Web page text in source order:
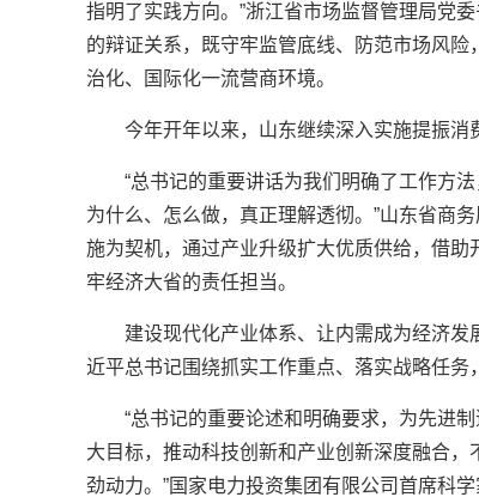
指明了实践方向。”浙江省市场监督管理局党
的辩证关系，既守牢监管底线、防范市场风
治化、国际化一流营商环境。
今年开年以来，山东继续深入实施提振消
“总书记的重要讲话为我们明确了工作方
为什么、怎么做，真正理解透彻。”山东省商
施为契机，通过产业升级扩大优质供给，借
牢经济大省的责任担当。
建设现代化产业体系、让内需成为经济
近平总书记围绕抓实工作重点、落实战略任务
“总书记的重要论述和明确要求，为先进
大目标，推动科技创新和产业创新深度融合
劲动力。”国家电力投资集团有限公司首席科学